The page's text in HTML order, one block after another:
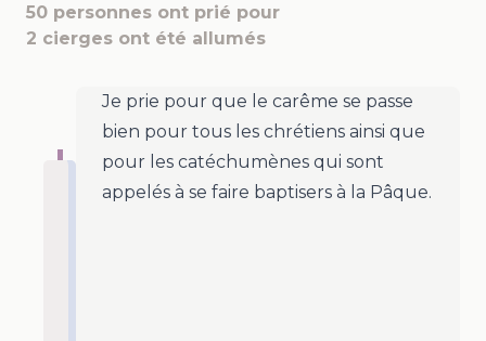
50 personnes ont prié pour
2 cierges ont été allumés
Je prie pour que le carême se passe
bien pour tous les chrétiens ainsi que
pour les catéchumènes qui sont
appelés à se faire baptisers à la Pâque.